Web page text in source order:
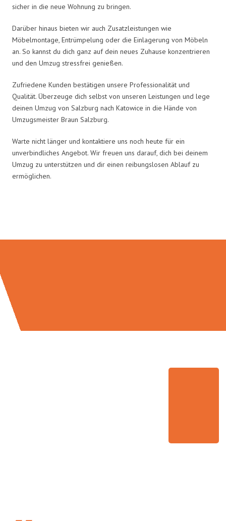
sicher in die neue Wohnung zu bringen.
Darüber hinaus bieten wir auch Zusatzleistungen wie
Möbelmontage, Entrümpelung oder die Einlagerung von Möbeln
an. So kannst du dich ganz auf dein neues Zuhause konzentrieren
und den Umzug stressfrei genießen.
Zufriedene Kunden bestätigen unsere Professionalität und
Qualität. Überzeuge dich selbst von unseren Leistungen und lege
deinen Umzug von Salzburg nach Katowice in die Hände von
Umzugsmeister Braun Salzburg.
Warte nicht länger und kontaktiere uns noch heute für ein
unverbindliches Angebot. Wir freuen uns darauf, dich bei deinem
Umzug zu unterstützen und dir einen reibungslosen Ablauf zu
ermöglichen.